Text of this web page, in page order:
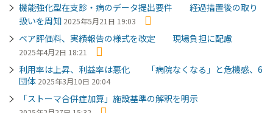
機能強化型在支診・病のデータ提出要件 経過措置後の取り
扱いを周知 2025年5月21日 19:03
ベア評価料、実績報告の様式を改定 現場負担に配慮
2025年4月2日 18:21
利用率は上昇、利益率は悪化 「病院なくなる」と危機感、6
団体 2025年3月10日 20:04
「ストーマ合併症加算」施設基準の解釈を明示